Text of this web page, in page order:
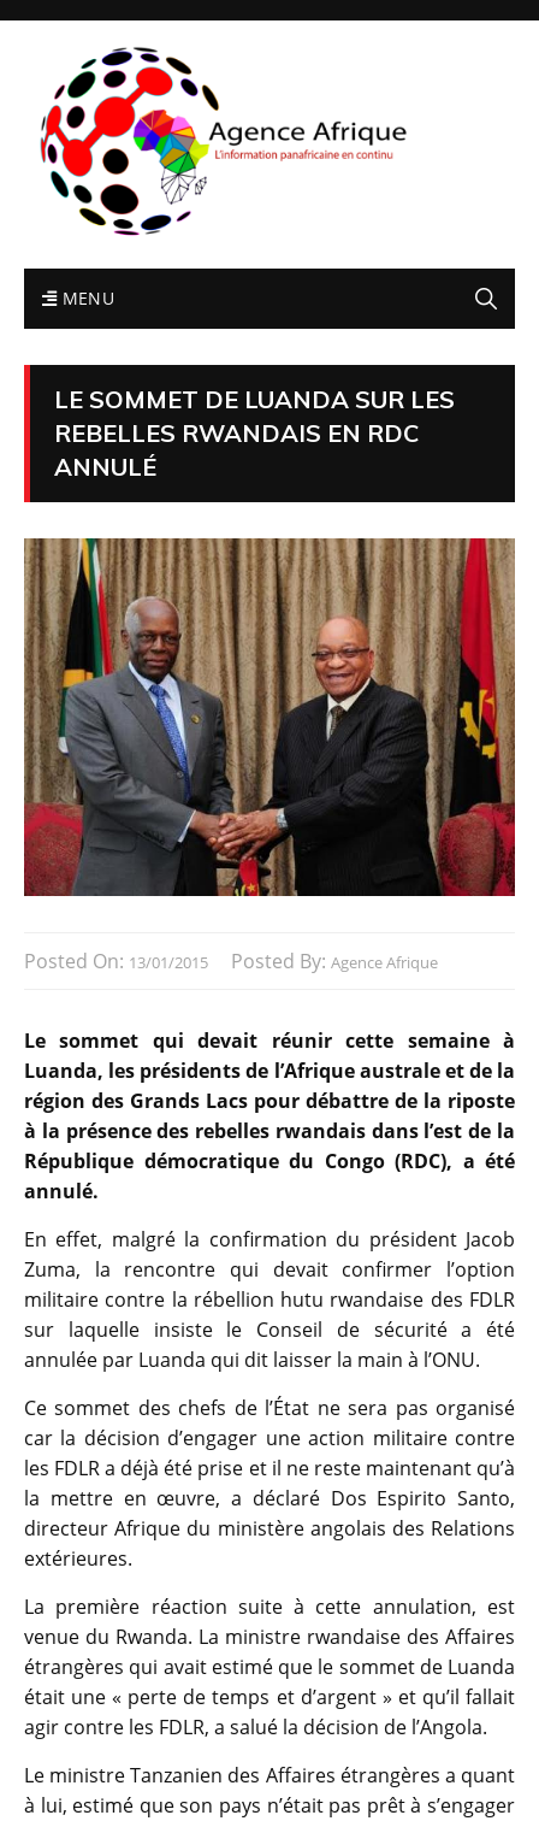
MENU
LE SOMMET DE LUANDA SUR LES
REBELLES RWANDAIS EN RDC
ANNULÉ
Posted On: 13/01/2015 Posted By: Agence Afrique
Le sommet qui devait réunir cette semaine à
Luanda, les présidents de l’Afrique australe et de la
région des Grands Lacs pour débattre de la riposte
à la présence des rebelles rwandais dans l’est de la
République démocratique du Congo (RDC), a été
annulé.
En effet, malgré la confirmation du président Jacob
Zuma, la rencontre qui devait confirmer l’option
militaire contre la rébellion hutu rwandaise des FDLR
sur laquelle insiste le Conseil de sécurité a été
annulée par Luanda qui dit laisser la main à l’ONU.
Ce sommet des chefs de l’État ne sera pas organisé
car la décision d’engager une action militaire contre
les FDLR a déjà été prise et il ne reste maintenant qu’à
la mettre en œuvre, a déclaré Dos Espirito Santo,
directeur Afrique du ministère angolais des Relations
extérieures.
La première réaction suite à cette annulation, est
venue du Rwanda. La ministre rwandaise des Affaires
étrangères qui avait estimé que le sommet de Luanda
était une « perte de temps et d’argent » et qu’il fallait
agir contre les FDLR, a salué la décision de l’Angola.
Le ministre Tanzanien des Affaires étrangères a quant
à lui, estimé que son pays n’était pas prêt à s’engager